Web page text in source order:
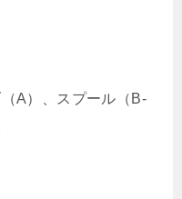
A）、スプール（B-